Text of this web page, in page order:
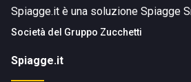
Spiagge.it è una soluzione Spiagge
Società del Gruppo Zucchetti
Spiagge.it